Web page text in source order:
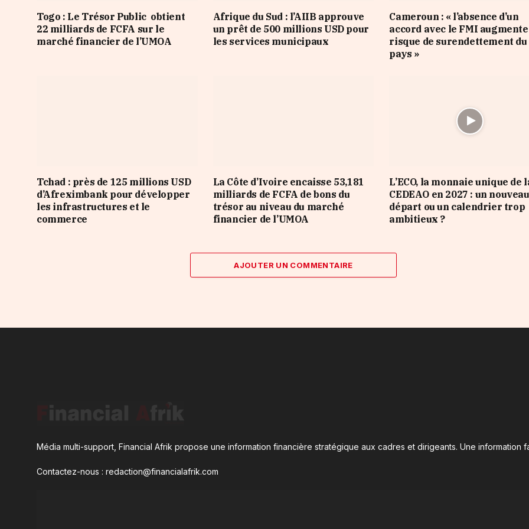
Togo : Le Trésor Public obtient
22 milliards de FCFA sur le
marché financier de l’UMOA
Afrique du Sud : l’AIIB approuve
un prêt de 500 millions USD pour
les services municipaux
Cameroun : « l’absence d’un
accord avec le FMI
risque de surendettement du
pays »
Tchad : près de 125 millions USD
d’Afreximbank pour développer
les infrastructures et le
commerce
La Côte d’Ivoire encaisse 53,181
milliards de FCFA de bons du
trésor au niveau du marché
financier de l’UMOA
L’ECO, la monnaie unique de
CEDEAO en 2027 : un nouveau
départ ou un calendrier trop
ambitieux ?
AJOUTER UN COMMENTAIRE
Média multi-support, Financial Afrik propose une information financière stratégique aux cadres et dirigeants. Une information
Contactez-nous : redaction@financialafrik.com